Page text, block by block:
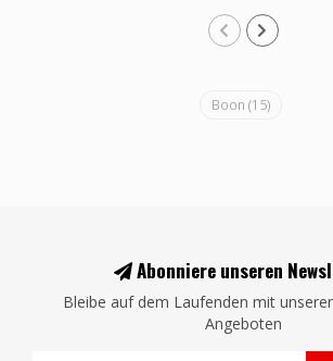
Boon (15)
Abonniere unseren
Bleibe auf dem Laufenden mit
Angeboten